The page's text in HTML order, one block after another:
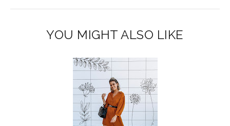
YOU MIGHT ALSO LIKE